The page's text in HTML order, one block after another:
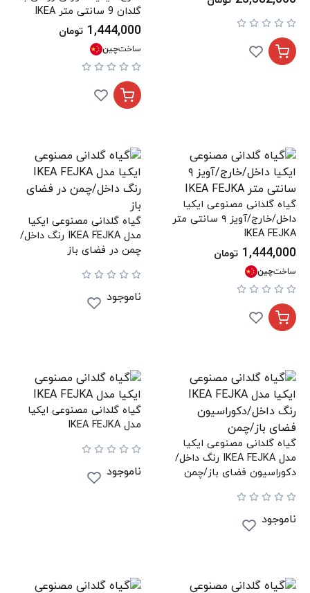
گلدان 9 سانتی متر IKEA
FEJKA
1,444,000 تومان
ساختچین
گیاه گلدانی مصنوعی ایکیا
داخل/خارج/آویز ۹ سانتی متر
IKEA FEJKA
1,444,000 تومان
ساختچین
گیاه گلدانی مصنوعی ایکیا
مدل IKEA FEJKA رنگ داخل/
چمن در فضای باز
ناموجود
گیاه گلدانی مصنوعی ایکیا
مدل IKEA FEJKA رنگ داخل/
دکوراسیون فضای باز/چمن
ناموجود
گیاه گلدانی مصنوعی ایکیا
مدل IKEA FEJKA
ناموجود